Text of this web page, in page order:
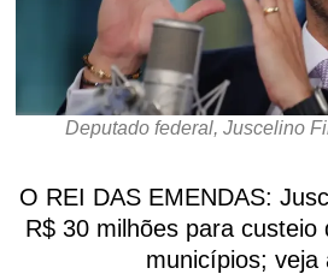
Deputado federal, Juscelino
O REI DAS EMENDAS:
R$ 30 milhões para custeio
municípios; veja